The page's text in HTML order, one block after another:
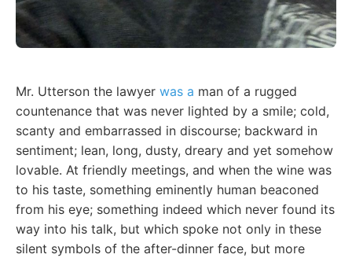
Mr. Utterson the lawyer was a man of a rugged
countenance that was never lighted by a smile; cold,
scanty and embarrassed in discourse; backward in
sentiment; lean, long, dusty, dreary and yet somehow
lovable. At friendly meetings, and when the wine was
to his taste, something eminently human beaconed
from his eye; something indeed which never found its
way into his talk, but which spoke not only in these
silent symbols of the after-dinner face, but more